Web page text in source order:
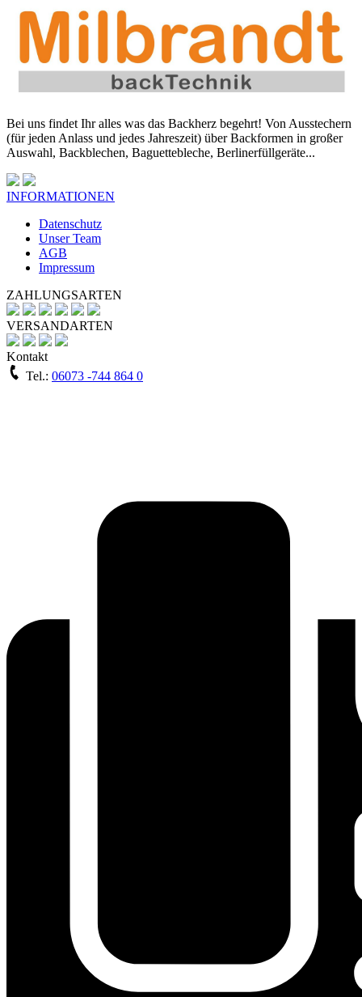
Bei uns findet Ihr alles was das Backherz begehrt! Von Ausstechern
(für jeden Anlass und jedes Jahreszeit) über Backformen in großer
Auswahl, Backblechen, Baguettebleche, Berlinerfüllgeräte...
INFORMATIONEN
Datenschutz
Unser Team
AGB
Impressum
ZAHLUNGSARTEN
VERSANDARTEN
Kontakt
Tel.: 06073 -744 864 0